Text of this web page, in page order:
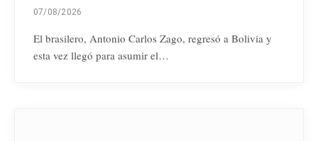
07/08/2026
El brasilero, Antonio Carlos Zago, regresó a Bolivia y
esta vez llegó para asumir el…